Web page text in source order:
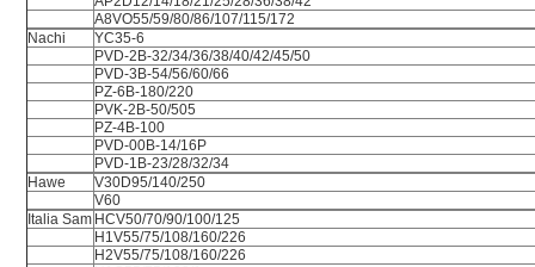
A8VO55/59/80/86/107/115/172
Nachi
YC35-6
PVD-2B-32/34/36/38/40/42/45/50
PVD-3B-54/56/60/66
PZ-6B-180/220
PVK-2B-50/505
PZ-4B-100
PVD-00B-14/16P
PVD-1B-23/28/32/34
Hawe
V30D95/140/250
V60
Italia Sam HCV50/70/90/100/125
H1V55/75/108/160/226
H2V55/75/108/160/226